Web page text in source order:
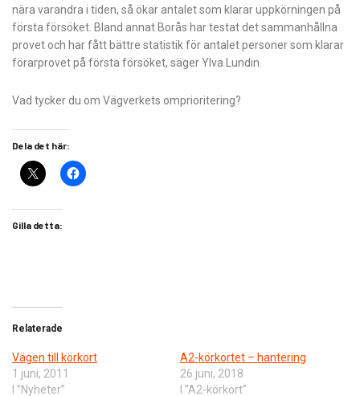
nära varandra i tiden, så ökar antalet som klarar uppkörningen på
första försöket. Bland annat Borås har testat det sammanhållna
provet och har fått bättre statistik för antalet personer som klarar
förarprovet på första försöket, säger Ylva Lundin.
Vad tycker du om Vägverkets omprioritering?
Dela det här:
Gilla detta:
Relaterade
Vägen till körkort
1 juni, 2011
I ”Nyheter”
A2-körkortet – hantering
26 juni, 2018
I ”A2-körkort”